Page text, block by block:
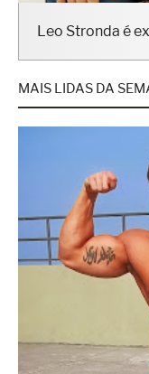
Leo Stronda é
MAIS LIDAS DA